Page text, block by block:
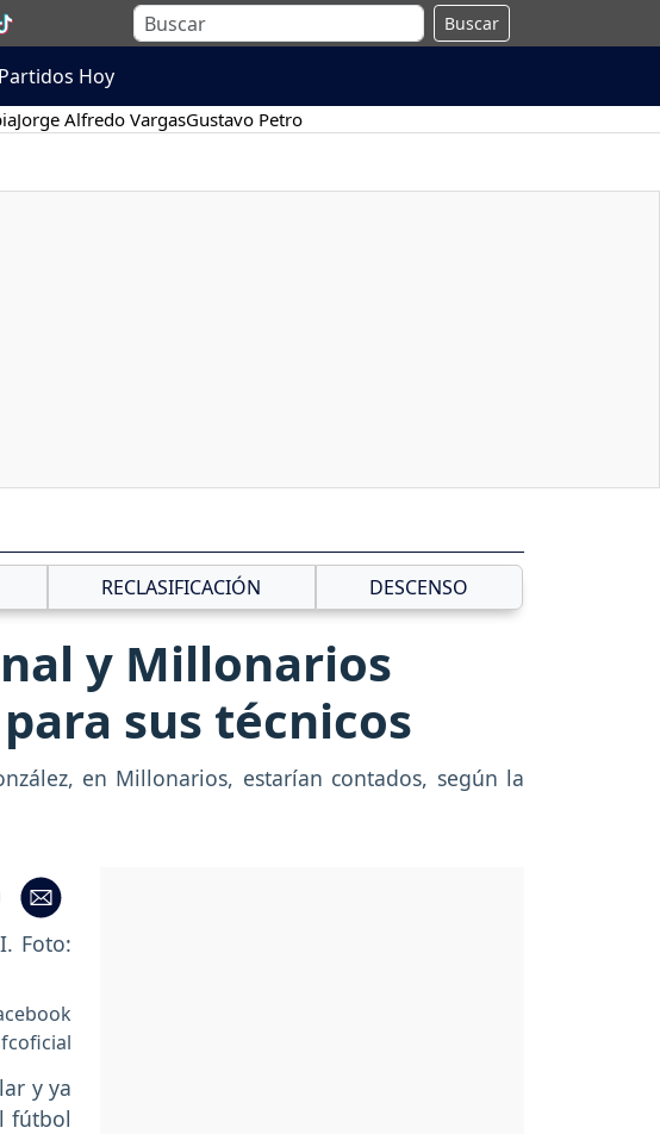
Buscar
Partidos Hoy
Jorge Alfredo VargasGustavo Petro
RECLASIFICACIÓN DESCENSO
y Millonarios
sus técnicos
en Millonarios, estarían contados, según la
y ya
fútbol